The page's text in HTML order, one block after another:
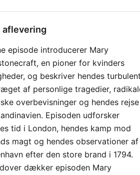
aflevering
episode introducerer Mary
en pioner for kvinders
og beskriver hendes
af personlige tragedier,
overbevisninger og hendes rejse
Episoden udforsker
tid i London, hendes kamp mod
magt og hendes observationer af
efter den store brand i 1794.
dækker episoden Mary